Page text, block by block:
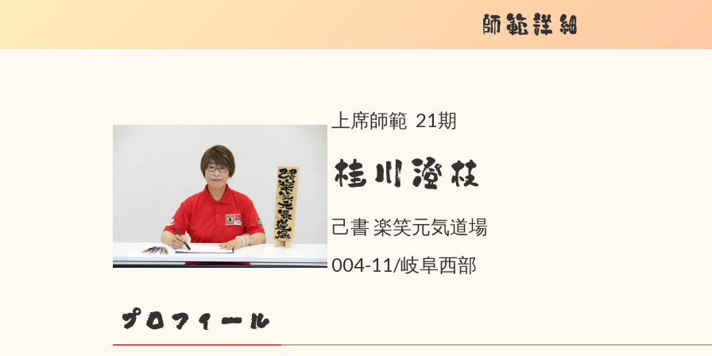
師範詳細
上席師範 21期
桂川澄枝
己書 楽笑元気道場
004-11/岐阜西部
プロフィール